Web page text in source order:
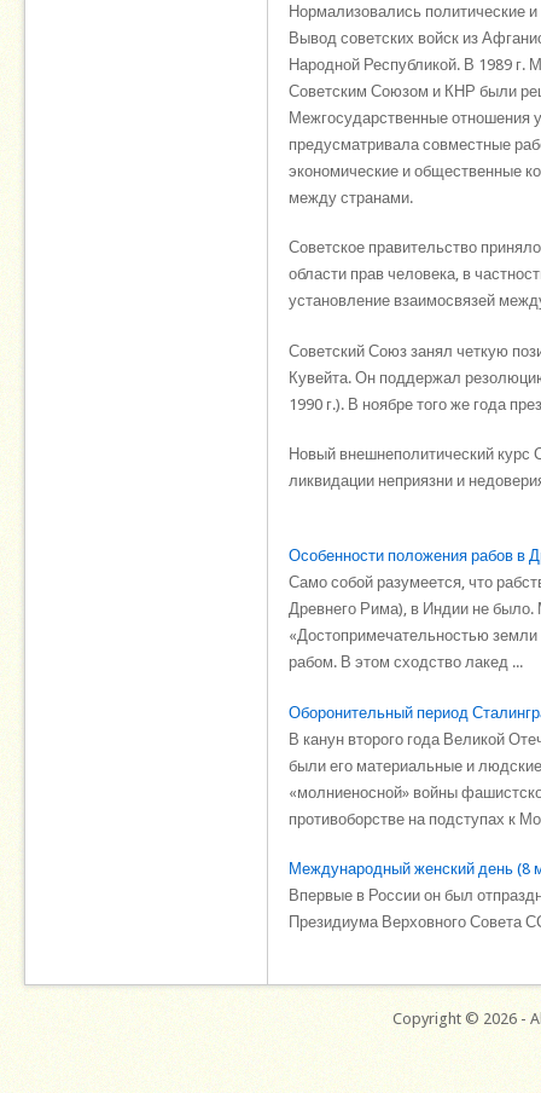
Нормализовались политические
Вывод советских войск из
Народной Республикой. В 1989 г.
Советским Союзом и КНР были
Межгосударственные отношения
предусматривала совместные
экономи­ческие и общественные
между странами.
Советское правительство
области прав человека, в
установление взаимосвязей
Советский Союз занял четкую
Кувейта. Он поддержал
1990 г.). В ноябре того же года
Новый внешнеполитический курс
ликвидации неприязни и
Особенности положения рабов в
Само собой разумеется, что
Древнего Рима), в Индии не было.
«Достопримечательностью
рабом. В этом сходство лакед ...
Оборонительный период
В канун второго года Великой
были его материальные и
«молниеносной» войны
противоборстве на подступах к
Международный женский день (8
Впервые в России он был
Президиума Верховного Совета
Copyright © 2026 -